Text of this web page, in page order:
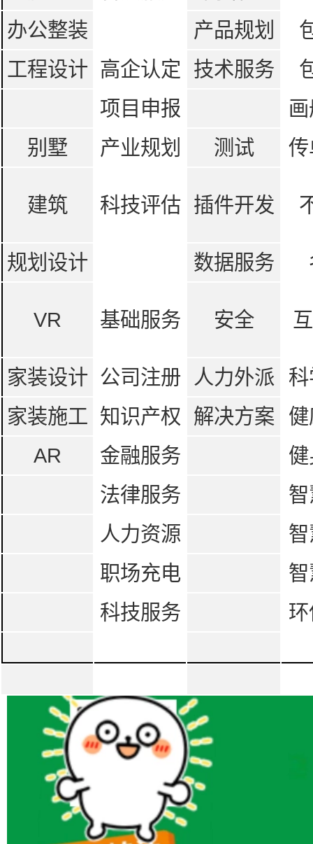
办公整装
产品规划
工程设计 高企认定 技术服务
项目申报
别墅
产业规划 测试
建筑 科技评估 插件开发
规划设计 数据服务
VR 基础服务 安全
家装设计 公司注册 人力外派
家装施工 知识产权 解决方案
AR
金融服务
法律服务
人力资源
职场充电
科技服务